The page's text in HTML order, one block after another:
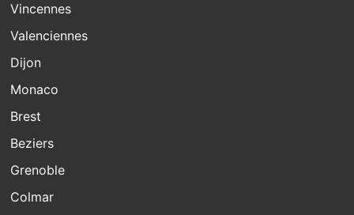
Vincennes
Valenciennes
Dijon
Monaco
Brest
Beziers
Grenoble
Colmar